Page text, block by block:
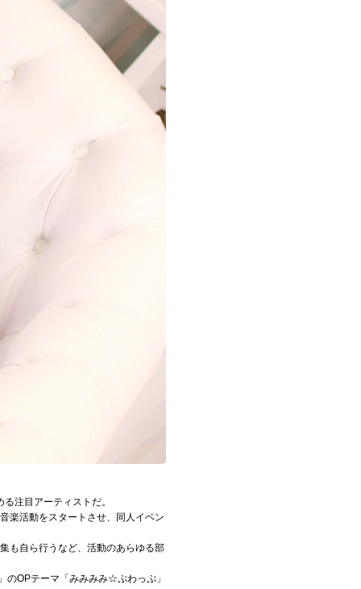
注目アーティストだ。
楽活動をスタートさせ、同人イベン
も自ら行うなど、活動のあらゆる部
のOPテーマ「みみみみ☆ぷわっぷ」